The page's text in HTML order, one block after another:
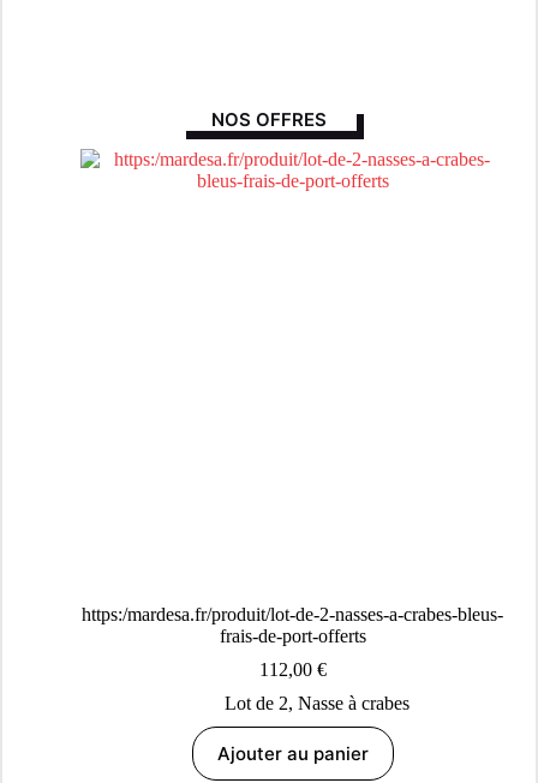
https:/mardesa.fr/produit/lot-de-2-nasses-a-crabes-bleus-
frais-de-port-offerts
112,00 €
Lot de 2, Nasse à crabes
Ajouter au panier
NOS OFFRES